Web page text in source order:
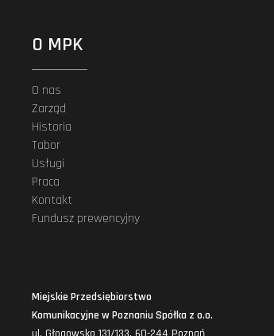
O MPK
O nas
Zarząd
Historia
Tabor
Usługi
Praca
Kontakt
Fundusz prewencyjny
Miejskie Przedsiębiorstwo
Komunikacyjne w Poznaniu Spółka z o.o.